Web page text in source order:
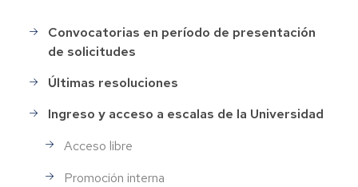
Selección
de
Personal
Convocatorias en período de presentación
de solicitudes
Últimas resoluciones
Ingreso y acceso a escalas de la Universidad
Acceso libre
Promoción interna